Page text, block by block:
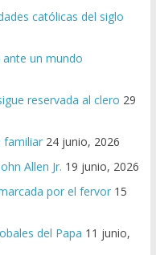
católicas del siglo
ante un mundo
reservada al clero 29
familiar 24 junio, 2026
Allen Jr. 19 junio, 2026
por el fervor 15
del Papa 11 junio,